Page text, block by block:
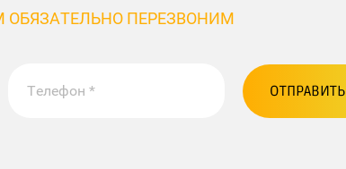
ОБЯЗАТЕЛЬНО ПЕРЕЗВОНИМ
ОТПРАВИТЬ